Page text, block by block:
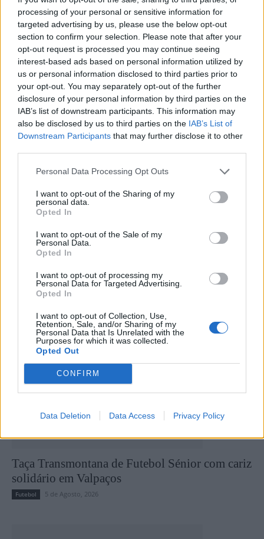
processing of your personal or sensitive information for
targeted advertising by us, please use the below opt-out
section to confirm your selection. Please note that after your
opt-out request is processed you may continue seeing
interest-based ads based on personal information utilized by
us or personal information disclosed to third parties prior to
your opt-out. You may separately opt-out of the further
disclosure of your personal information by third parties on the
IAB’s list of downstream participants. This information may
also be disclosed by us to third parties on the IAB’s List of
Downstream Participants that may further disclose it to other
Personal Data Processing Opt Outs
I want to opt-out of the Sharing of my
personal data.
Opted In
I want to opt-out of the Sale of my
Personal Data.
Opted In
I want to opt-out of processing my
Personal Data for Targeted Advertising.
Opted In
I want to opt-out of Collection, Use,
Retention, Sale, and/or Sharing of my
Personal Data that Is Unrelated with the
Purposes for which it was collected.
Opted Out
CONFIRM
Data Deletion Data Access Privacy Policy
António Pinheiro DNF
Tomás Lopes DNF
Sub19
Daniel Silva -23.º classificado
Artigo anterior
SC Vila Real entra com o pé
esquerdo no Campeonato de
Portugal
Próximo artigo
formação do SC Vila Real
Últimas notícias
Taça Transmontana de Futebol Sénior com cariz
solidário em Valpaços
Futebol 5 de Agosto, 2026